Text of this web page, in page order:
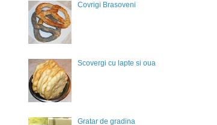
Covrigi Brasoveni
Scovergi cu lapte si oua
Gratar de gradina